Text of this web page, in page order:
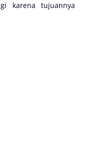
karena tujuannya